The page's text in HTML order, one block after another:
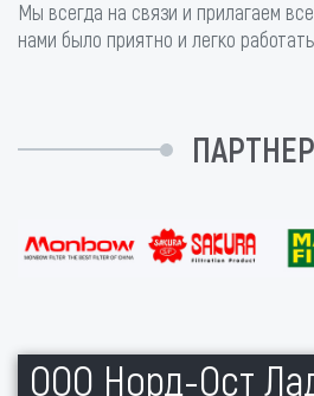
Мы всегда на связи и прилагаем
нами было приятно и легко
ООО Норд-Ост